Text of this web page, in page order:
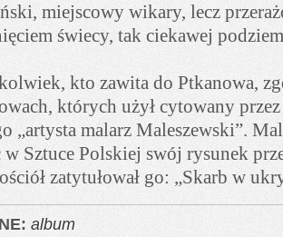
miejscowy wikary, lecz
świecy, tak ciekawej
kto zawita do Ptkanowa,
których użył cytowany
„artysta malarz Maleszewski”.
w Sztuce Polskiej swój rysunek
zatytułował go: „Skarb w
album